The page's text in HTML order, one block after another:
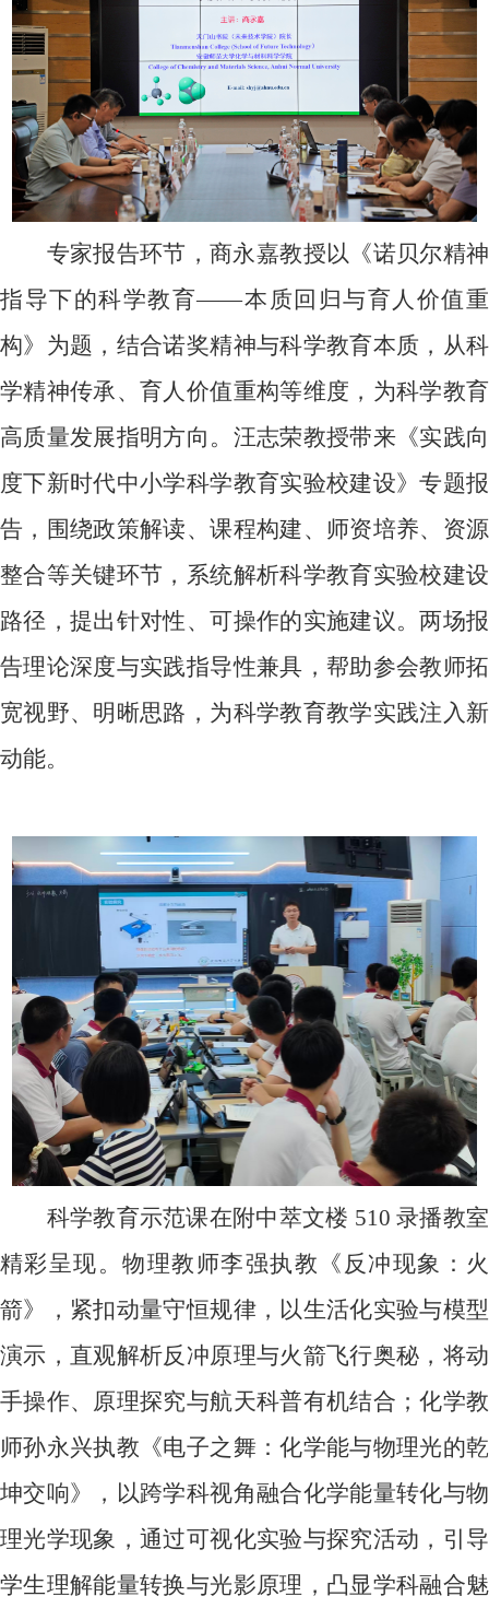
专家报告环节，商永嘉教授以《诺贝尔精神
指导下的科学教育——本质回归与育人价值重
构》为题，结合诺奖精神与科学教育本质，从科
学精神传承、育人价值重构等维度，为科学教育
高质量发展指明方向。汪志荣教授带来《实践向
度下新时代中小学科学教育实验校建设》专题报
告，围绕政策解读、课程构建、师资培养、资源
整合等关键环节，系统解析科学教育实验校建设
路径，提出针对性、可操作的实施建议。两场报
告理论深度与实践指导性兼具，帮助参会教师拓
宽视野、明晰思路，为科学教育教学实践注入新
动能。
科学教育示范课在附中萃文楼 510录播教室
精彩呈现。物理教师李强执教《反冲现象：火
箭》，紧扣动量守恒规律，以生活化实验与模型
演示，直观解析反冲原理与火箭飞行奥秘，将动
手操作、原理探究与航天科普有机结合；化学教
师孙永兴执教《电子之舞：化学能与物理光的乾
坤交响》，以跨学科视角融合化学能量转化与物
理光学现象，通过可视化实验与探究活动，引导
学生理解能量转换与光影原理，凸显学科融合魅